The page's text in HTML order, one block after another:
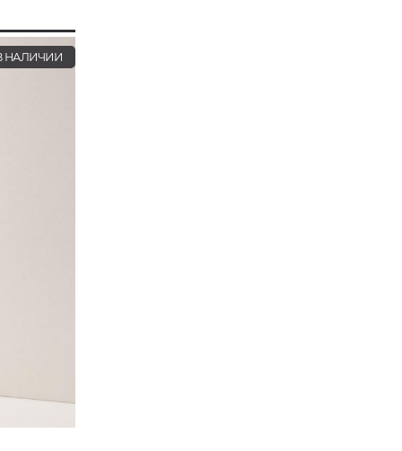
НАЛИЧИИ